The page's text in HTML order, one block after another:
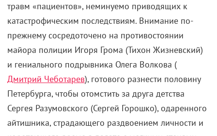
травм «пациентов», неминуемо приводящих к
катастрофическим последствиям. Внимание по-
прежнему сосредоточено на противостоянии
майора полиции Игоря Грома (Тихон Жизневский)
и гениального подрывника Олега Волкова (
Дмитрий Чеботарев), готового разнести половину
Петербурга, чтобы отомстить за друга детства
Сергея Разумовского (Сергей Горошко), одаренного
айтишника, страдающего раздвоением личности и